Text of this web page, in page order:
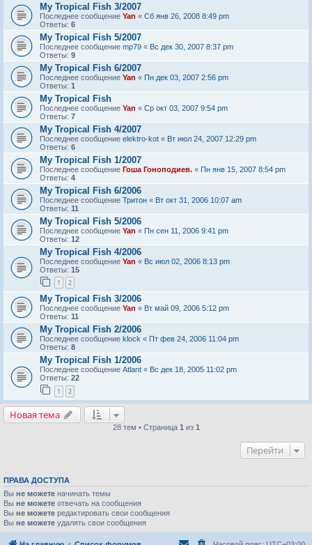
My Tropical Fish 3/2007
Последнее сообщение Yan « Сб янв 26, 2008 8:49 pm
Ответы: 6
My Tropical Fish 5/2007
Последнее сообщение mp79 « Вс дек 30, 2007 8:37 pm
Ответы: 9
My Tropical Fish 6/2007
Последнее сообщение Yan « Пн дек 03, 2007 2:56 pm
Ответы: 1
My Tropical Fish
Последнее сообщение Yan « Ср окт 03, 2007 9:54 pm
Ответы: 7
My Tropical Fish 4/2007
Последнее сообщение elektro-kot « Вт июл 24, 2007 12:29 pm
Ответы: 6
My Tropical Fish 1/2007
Последнее сообщение Гоша Гоноподиев. « Пн янв 15, 2007 8:54 pm
Ответы: 4
My Tropical Fish 6/2006
Последнее сообщение Тритон « Вт окт 31, 2006 10:07 am
Ответы: 11
My Tropical Fish 5/2006
Последнее сообщение Yan « Пн сен 11, 2006 9:41 pm
Ответы: 12
My Tropical Fish 4/2006
Последнее сообщение Yan « Вс июл 02, 2006 8:13 pm
Ответы: 15
1 2
My Tropical Fish 3/2006
Последнее сообщение Yan « Вт май 09, 2006 5:12 pm
Ответы: 11
My Tropical Fish 2/2006
Последнее сообщение klock « Пт фев 24, 2006 11:04 pm
Ответы: 8
My Tropical Fish 1/2006
Последнее сообщение Atlant « Вс дек 18, 2005 11:02 pm
Ответы: 22
1 2
Новая тема
28 тем • Страница 1 из 1
Перейти
ПРАВА ДОСТУПА
Вы не можете начинать темы
Вы не можете отвечать на сообщения
Вы не можете редактировать свои сообщения
Вы не можете удалять свои сообщения